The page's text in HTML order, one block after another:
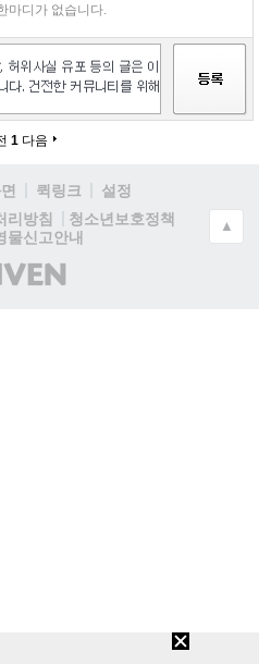
마디가 없습니다.
1 다음
퀵링크
설정
리방침
청소년보호정책
물신고안내
(주)
인
▲